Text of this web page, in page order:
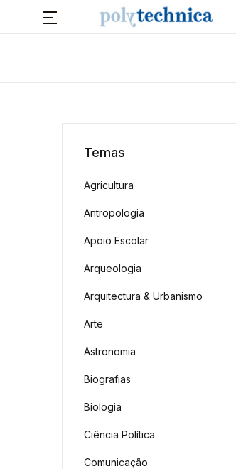
Temas
Agricultura
Antropologia
Apoio Escolar
Arqueologia
Arquitectura & Urbanismo
Arte
Astronomia
Biografias
Biologia
Ciência Política
Comunicação